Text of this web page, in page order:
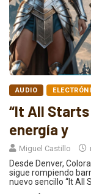
AUDIO
“It All Starts
energía y
Miguel Castillo
Desde Denver,
sigue rompiendo
nuevo sencillo “It All